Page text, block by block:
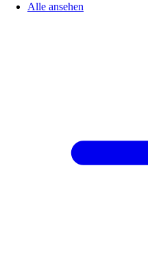
Alle ansehen